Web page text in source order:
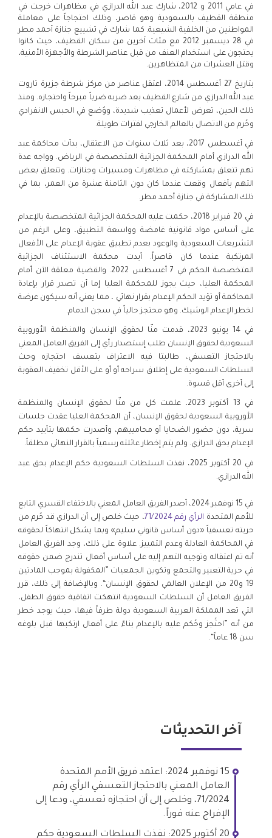
في عامي 2011 و 2012، شارك عبد الله الدرازي في مظاهرات خرجت في
منطقة القطيف بالسعودية وهو قاصر، وذلك احتجاجاً على معاملة
المواطنين من الخلفية الشيعية. كما شارك في تشييع جنازة أحمد مطر
في 28 ديسمبر 2012 مع مئات آخرين من سكان القطيف، حيث كانوا
يحتجون على استخدام العنف من قبل عناصر الشرطة والأجهزة الأمنية،
وقتل العشرات من المتظاهرين.
بتاريخ 27 أغسطس 2014، اعتقل عناصر من مركز شرطة جزيرة تاروت
عبد الله الدرازي من شارع القطيف بعد ضربه ضرباً مبرحاً واحتجازه. ومنذ
ذلك الحين، تعرض لأعمال تعذيب شديدة، ووُضع في الحبس الانفرادي
وحُرم من الاتصال بالعالم الخارجي لفترات طويلة.
في أغسطس 2017، بعد ثلاث سنوات من الاعتقال، بدأت محاكمة عبد
الله الدرازي أمام المحكمة الجزائية المتخصصة في الرياض. وواجه عدة
تهم تتعلق بمشاركته في مظاهرات ومسيرات وجنازات. وتتعلق بعض
التهم بأفعال وقعت عندما كان دون الثامنة عشرة من العمر، بما في
ذلك المشاركة في جنازة أحمد مطر.
في 20 فبراير 2018، حكمت عليه المحكمة الجزائية المتخصصة بالإعدام
على أساس مواد قانونية غامضة وواسعة التطبيق، وعلى الرغم من
التشريعات السعودية والوعود بعدم تطبيق عقوبة الإعدام على الأفعال
المرتكبة عندما كان قاصراً. أيدت محكمة الاستئناف الجزائية
المتخصصة الحكم في 7 أغسطس 2022. والقضية معلقة الآن أمام
المحكمة العليا، حيث يجوز للمحكمة العليا إما أن تصدر قرار بإعادة
المحاكمة أو تؤيد الحكم الإعدام بقرار نهائي ، مما يعني أنه سيكون عرضة
لخطر الإعدام الوشيك. وهو محتجز حالياً في سجن الدمام.
في 14 يونيو 2023، قدمت منّا لحقوق الإنسان والمنظمة الأوروبية
السعودية لحقوق الإنسان طلب إستصدار رأي إلى الفريق العامل المعني
بالاحتجاز التعسفي، طالبتا فيه الاعتراف بتعسف احتجازه وحث
السلطات السعودية على إطلاق سراحه أو أو على الأقل تخفيف العقوبة
إلى أخرى أقل قسوة.
في 13 أكتوبر 2023، علمت كل من منّا لحقوق الإنسان والمنظمة
الأوروبية السعودية لحقوق الإنسان، أن المحكمة العليا عقدت جلسات
سرية، دون حضور الضحايا أو محامييهم، وأصدرت حكمها بتأييد حكم
الإعدام بحق الدرازي. ولم يتم إخطار عائلته رسمياً بالقرار النهائي مطلقاً.
في 20 أكتوبر 2025، نفذت السلطات السعودية حكم الإعدام بحق عبد
الله الدرازي.
في 15 نوفمبر 2024، أصدر الفريق العامل المعني بالاختفاء القسري التابع
للأمم المتحدة الرأي رقم 71/2024
، حيث خلص إلى أن الدرازي قد حُرم من
حريته تعسفياً «دون أساس قانوني سليم» وبما يشكل انتهاكاً لحقوقه
في المحاكمة العادلة وعدم التمييز. علاوة على ذلك، وجد الفريق العامل
أنه تم اعتقاله وتوجيه التهم إليه على أساس أفعال تندرج ضمن حقوقه
في حرية التعبير والتجمع وتكوين الجمعيات ”المكفولة بموجب المادتين
19 و20 من الإعلان العالمي لحقوق الإنسان“. وبالإضافة إلى ذلك، قرر
الفريق العامل أن السلطات السعودية انتهكت اتفاقية حقوق الطفل،
التي تعد المملكة العربية السعودية دولة طرفاً فيها، حيث يوجد خطر
من أنه ”احتُجز وحُكم عليه بالإعدام بناءً على أفعال ارتكبها قبل بلوغه
سن 18 عاماً“.
آخر التحديثات
15 نوفمبر 2024: اعتمد فريق الأمم المتحدة
العامل المعني بالاحتجاز التعسفي الرأي رقم
71/2024، وخلص إلى أن احتجازه تعسفي، ودعا إلى
الإفراج عنه فوراً.
20 أكتوبر 2025: نفذت السلطات السعودية حكم